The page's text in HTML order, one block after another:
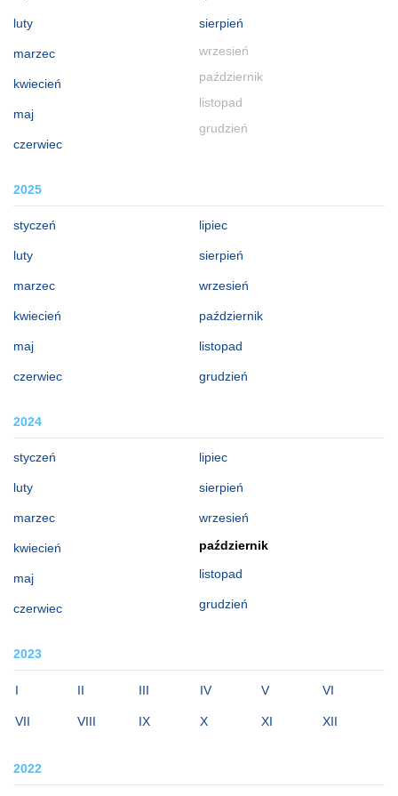
luty
marzec
kwiecień
maj
czerwiec
sierpień
wrzesień
październik
listopad
grudzień
2025
styczeń
luty
marzec
kwiecień
maj
czerwiec
lipiec
sierpień
wrzesień
październik
listopad
grudzień
2024
styczeń
luty
marzec
kwiecień
maj
czerwiec
lipiec
sierpień
wrzesień
październik
listopad
grudzień
2023
I II III IV V VI
VII VIII IX X XI XII
2022